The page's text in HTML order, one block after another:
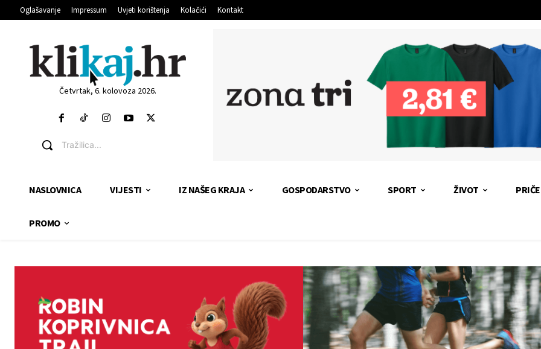
Oglašavanje Impressum Uvjeti korištenja Kolačići Kontakt
Četvrtak, 6. kolovoza 2026.
Tražilica...
NASLOVNICA VIJESTI IZ NAŠEG KRAJA GOSPODARSTVO SPORT ŽIVOT PRIČE
PROMO